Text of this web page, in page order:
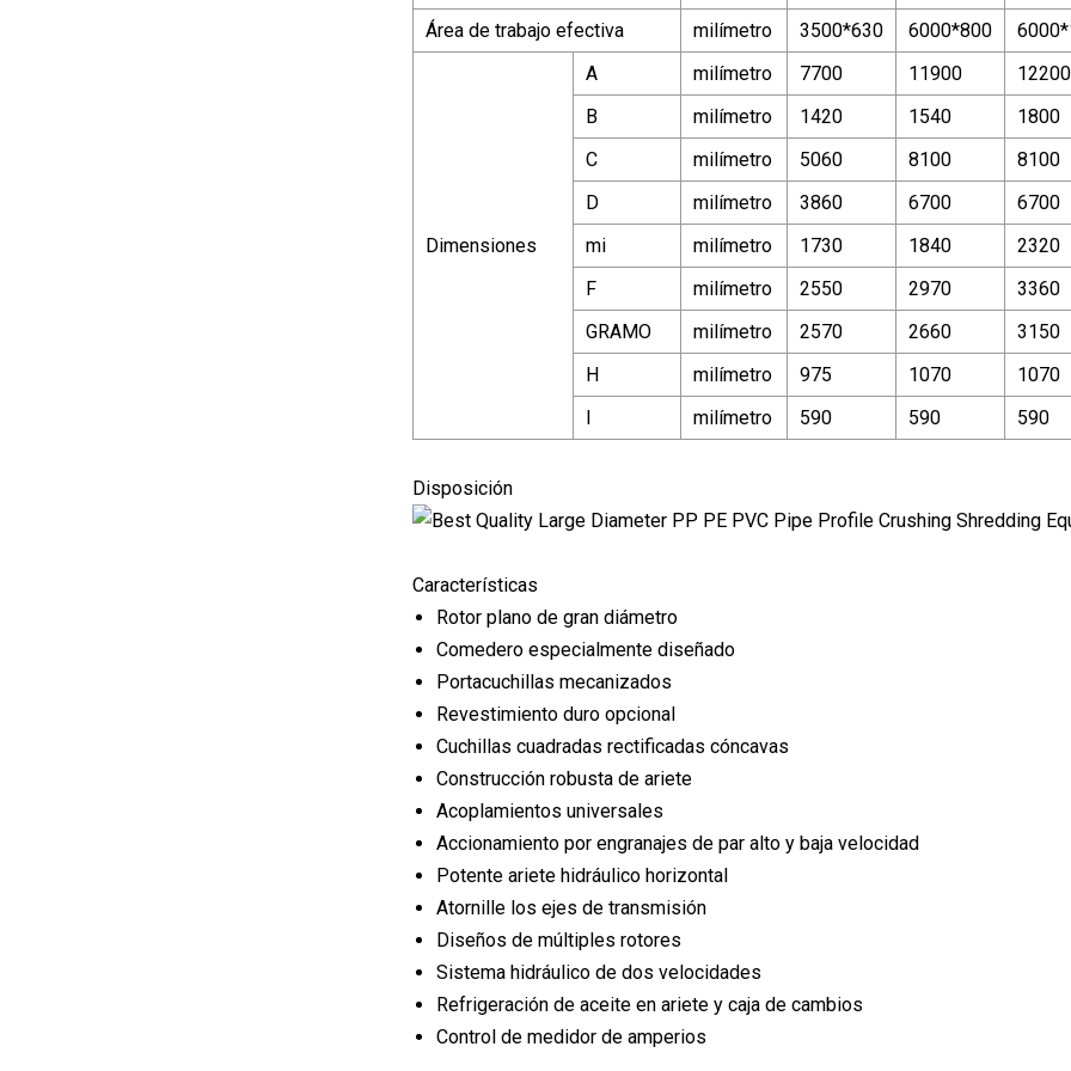
Área de trabajo efectiva milímetro 3500*630 6000*800
Dimensiones
A milímetro 7700 11900
12200
B
milímetro 1420 1540
1800
C
milímetro 5060 8100
8100
D
milímetro 3860 6700
6700
mi
milímetro 1730 1840
2320
F
milímetro 2550 2970
3360
GRAMO
milímetro 2570 2660
3150
H
milímetro 975 1070
1070
I
milímetro 590 590 590
Disposición
Características
Rotor plano de gran diámetro
Comedero especialmente diseñado
Portacuchillas mecanizados
Revestimiento duro opcional
Cuchillas cuadradas rectificadas cóncavas
Construcción robusta de ariete
Acoplamientos universales
Accionamiento por engranajes de par alto y baja velocidad
Potente ariete hidráulico horizontal
Atornille los ejes de transmisión
Diseños de múltiples rotores
Sistema hidráulico de dos velocidades
Refrigeración de aceite en ariete y caja de cambios
Control de medidor de amperios